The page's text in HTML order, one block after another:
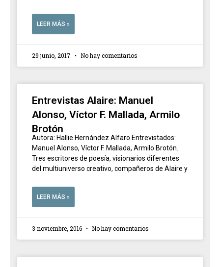
LEER MÁS »
29 junio, 2017 No hay comentarios
Entrevistas Alaire: Manuel
Alonso, Víctor F. Mallada, Armilo
Brotón
Autora: Hallie Hernández Alfaro Entrevistados:
Manuel Alonso, Víctor F. Mallada, Armilo Brotón.
Tres escritores de poesía, visionarios diferentes
del multiuniverso creativo, compañeros de Alaire y
LEER MÁS »
3 noviembre, 2016 No hay comentarios